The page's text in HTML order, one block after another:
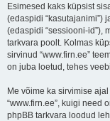
Esimesed kaks küpsist
(edaspidi “kasutajanimi”)
(edaspidi “sessiooni-id”),
tarkvara poolt. Kolmas
sirvinud “www.firn.ee”
on juba loetud, tehes
Me võime ka sirvimise
“www.firn.ee”, kuigi need
phpBB tarkvara loodud